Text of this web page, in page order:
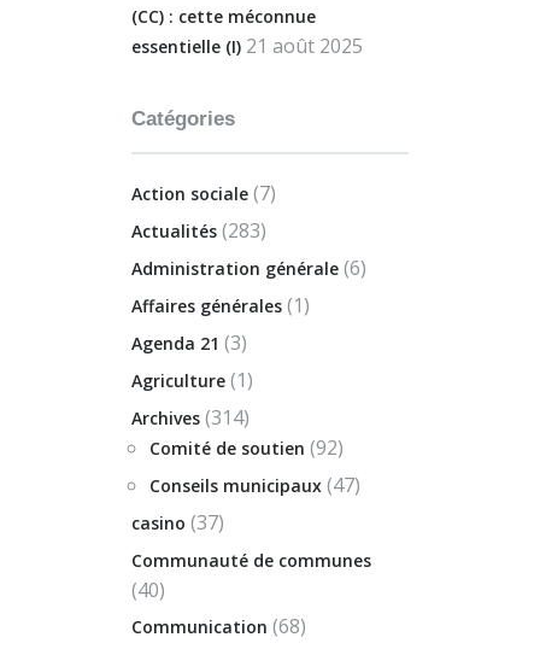
(CC) : cette méconnue
essentielle (I) 21 août 2025
Catégories
Action sociale (7)
Actualités (283)
Administration générale (6)
Affaires générales (1)
Agenda 21 (3)
Agriculture (1)
Archives (314)
Comité de soutien (92)
Conseils municipaux (47)
casino (37)
Communauté de communes
(40)
Communication (68)